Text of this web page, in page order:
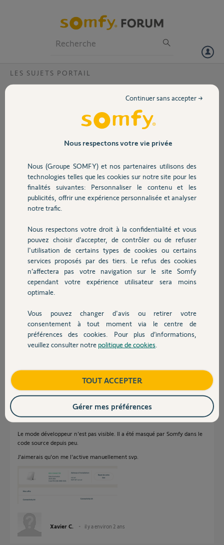
Volet
Sécurité
Domotique
Chauffage
Autres produits
Devis avec un pro
Contact
LES SUJETS PORTAIL
Activer le mode développeur
Je possède un connectivity kit Code PIN 2106-8900-8104, je
Xavier C.
il y a environ 2 ans
Réponses
Bonjour
Vous pouvez le faire vous même en vous connectant sur somfy.fr et en
Bonne journée !
Jean-Luc B. il y a environ 2 ans
Le mode développeur n'est pas visible. Il a été masqué par Somfy dans le
code source depuis peu.
J'aimerais qu'on me l'active manuellement svp.
Xavier C. il y a environ 2 ans
Nous respectons votre vie privée
Nous (Groupe SOMFY) et nos partenaires utilisons des
technologies telles que les cookies sur notre site pour les
finalités suivantes: Personnaliser le contenu et les
publicités, offrir une expérience personnalisée et analyser
notre trafic.
Nous respectons votre droit à la confidentialité et vous
pouvez choisir d’accepter, de contrôler ou de refuser
l'utilisation de certains types de cookies ou certains
services proposés par des tiers. Le refus des cookies
n’affectera pas votre navigation sur le site Somfy
cependant votre expérience utilisateur sera moins
optimale.
Vous pouvez changer d'avis ou retirer votre
consentement à tout moment via le centre de
préférences des cookies. Pour plus d’informations,
veuillez consulter notre politique de cookies
Continuer sans accepter →
TOUT ACCEPTER
Gérer mes préférences